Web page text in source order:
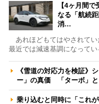
【4ヶ月間
なる「航続
消…
あれほどもてはやされてい
最近では減速基調になって
《雪道の対応力を検証》
ー」の真価 「ターボ」
乗り込むと同時に「これ